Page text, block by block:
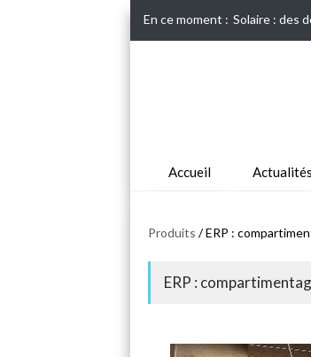
En ce moment : Solaire : des
Accueil Actualités
Produits / ERP :
ERP :